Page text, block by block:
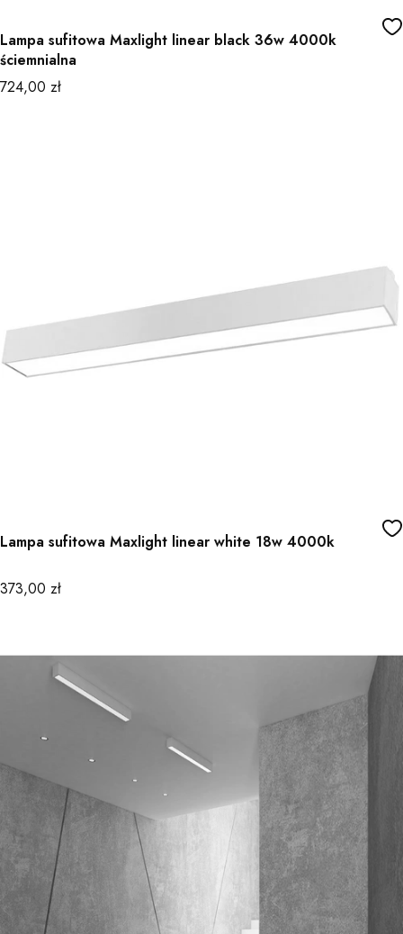
Lampa sufitowa Maxlight linear black 36w 4000k
ściemnialna
Cena
724,00 zł
Lampa sufitowa Maxlight linear white 18w 4000k
Cena
373,00 zł